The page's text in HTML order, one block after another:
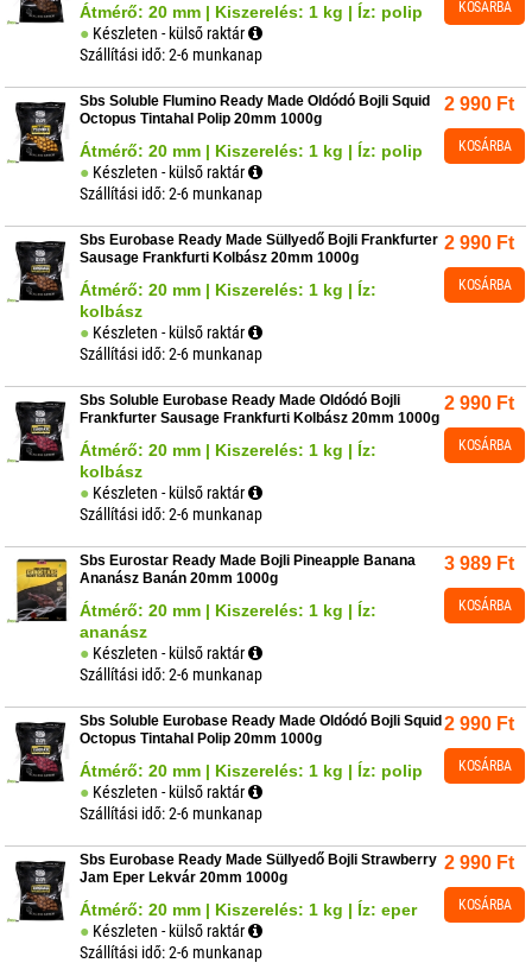
Átmérő: 20 mm | Kiszerelés: 1 kg | Íz: polip
Készleten - külső raktár
Szállítási idő: 2-6 munkanap
KOSÁRBA
Sbs Soluble Flumino Ready Made Oldódó Bojli Squid
Octopus Tintahal Polip 20mm 1000g
Átmérő: 20 mm | Kiszerelés: 1 kg | Íz: polip
Készleten - külső raktár
Szállítási idő: 2-6 munkanap
2 990 Ft
KOSÁRBA
Sbs Eurobase Ready Made Süllyedő Bojli Frankfurter
Sausage Frankfurti Kolbász 20mm 1000g
Átmérő: 20 mm | Kiszerelés: 1 kg | Íz:
kolbász
Készleten - külső raktár
Szállítási idő: 2-6 munkanap
2 990 Ft
KOSÁRBA
Sbs Soluble Eurobase Ready Made Oldódó Bojli
Frankfurter Sausage Frankfurti Kolbász 20mm 1000g
Átmérő: 20 mm | Kiszerelés: 1 kg | Íz:
kolbász
Készleten - külső raktár
Szállítási idő: 2-6 munkanap
2 990 Ft
KOSÁRBA
Sbs Eurostar Ready Made Bojli Pineapple Banana
Ananász Banán 20mm 1000g
Átmérő: 20 mm | Kiszerelés: 1 kg | Íz:
ananász
Készleten - külső raktár
Szállítási idő: 2-6 munkanap
3 989 Ft
KOSÁRBA
Sbs Soluble Eurobase Ready Made Oldódó Bojli Squid
Octopus Tintahal Polip 20mm 1000g
Átmérő: 20 mm | Kiszerelés: 1 kg | Íz: polip
Készleten - külső raktár
Szállítási idő: 2-6 munkanap
2 990 Ft
KOSÁRBA
Sbs Eurobase Ready Made Süllyedő Bojli Strawberry
Jam Eper Lekvár 20mm 1000g
Átmérő: 20 mm | Kiszerelés: 1 kg | Íz: eper
Készleten - külső raktár
Szállítási idő: 2-6 munkanap
2 990 Ft
KOSÁRBA